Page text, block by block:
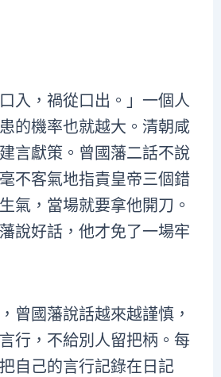
入，禍從口出。」一個人
的機率也就越大。清朝咸
言獻策。曾國藩二話不說
不客氣地指責皇帝三個錯
氣，當場就要拿他開刀。
說好話，他才免了一場牢
曾國藩說話越來越謹慎，
行，不給別人留把柄。每
自己的言行記錄在日記